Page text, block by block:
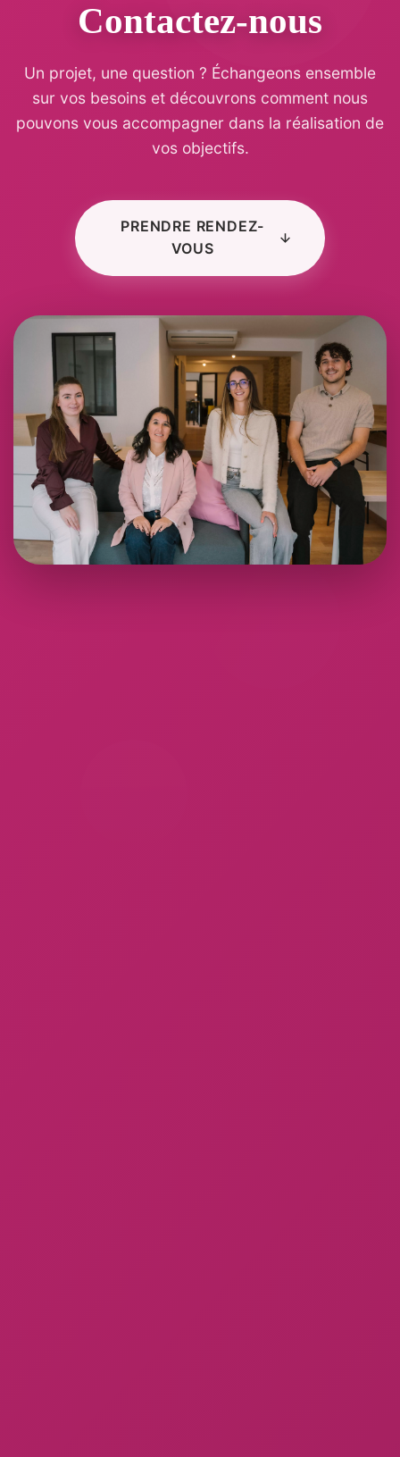
Contactez-nous
Un projet, une question ? Échangeons ensemble
sur vos besoins et découvrons comment nous
pouvons vous accompagner dans la réalisation de
vos objectifs.
PRENDRE RENDEZ-
VOUS